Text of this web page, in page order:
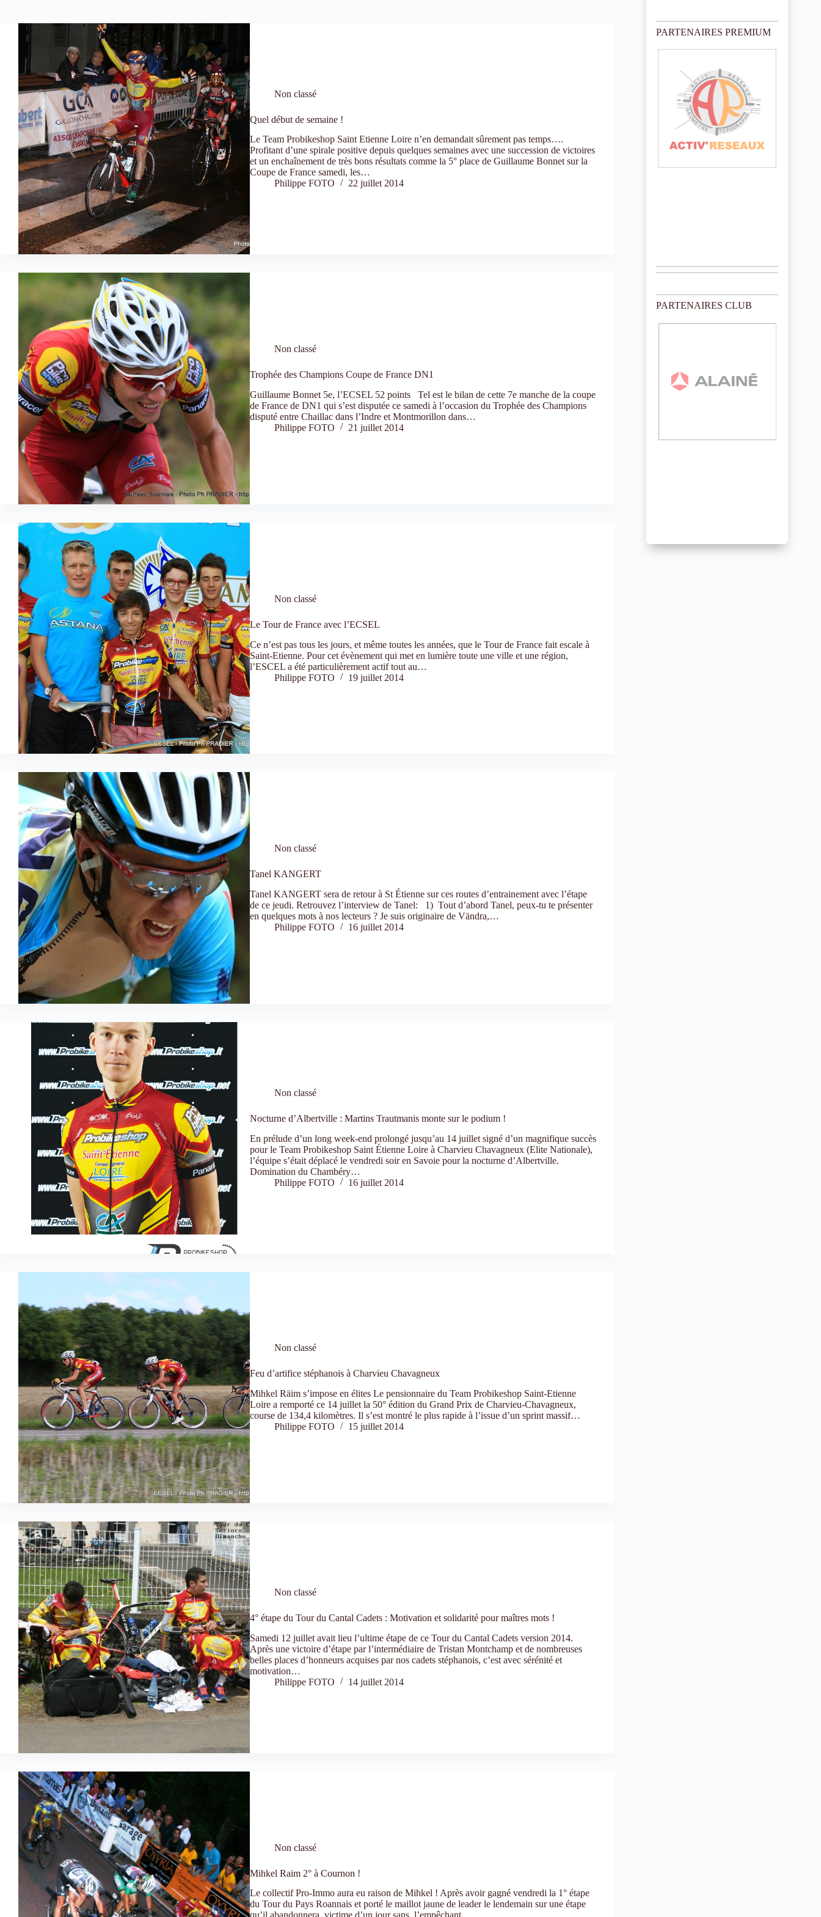
Non classé
Quel début de semaine !
Le Team Probikeshop Saint Etienne Loire n’en demandait sûrement pas temps….
Profitant d’une spirale positive depuis quelques semaines avec une succession de victoires
et un enchaînement de très bons résultats comme la 5° place de Guillaume Bonnet sur la
Coupe de France samedi, les…
Philippe FOTO
22 juillet 2014
Non classé
Trophée des Champions Coupe de France DN1
Guillaume Bonnet 5e, l’ECSEL 52 points Tel est le bilan de cette 7e manche de la coupe
de France de DN1 qui s’est disputée ce samedi à l’occasion du Trophée des Champions
disputé entre Chaillac dans l’Indre et Montmorillon dans…
Philippe FOTO
21 juillet 2014
Non classé
Le Tour de France avec l’ECSEL
Ce n’est pas tous les jours, et même toutes les années, que le Tour de France fait escale à
Saint-Etienne. Pour cet évènement qui met en lumière toute une ville et une région,
l’ESCEL a été particulièrement actif tout au…
Philippe FOTO
19 juillet 2014
Non classé
Tanel KANGERT
Tanel KANGERT sera de retour à St Étienne sur ces routes d’entrainement avec l’étape
de ce jeudi. Retrouvez l’interview de Tanel: 1) Tout d’abord Tanel, peux-tu te présenter
en quelques mots à nos lecteurs ? Je suis originaire de Vändra,…
Philippe FOTO
16 juillet 2014
Non classé
Nocturne d’Albertville : Martins Trautmanis monte sur le podium !
En prélude d’un long week-end prolongé jusqu’au 14 juillet signé d’un magnifique succès
pour le Team Probikeshop Saint Étienne Loire à Charvieu Chavagneux (Elite Nationale),
l’équipe s’était déplacé le vendredi soir en Savoie pour la nocturne d’Albertville.
Domination du Chambéry…
Philippe FOTO
16 juillet 2014
Non classé
Feu d’artifice stéphanois à Charvieu Chavagneux
Mihkel Räim s’impose en élites Le pensionnaire du Team Probikeshop Saint-Etienne
Loire a remporté ce 14 juillet la 50° édition du Grand Prix de Charvieu-Chavagneux,
course de 134,4 kilomètres. Il s’est montré le plus rapide à l’issue d’un sprint massif…
Philippe FOTO
15 juillet 2014
Non classé
4° étape du Tour du Cantal Cadets : Motivation et solidarité pour maîtres mots !
Samedi 12 juillet avait lieu l’ultime étape de ce Tour du Cantal Cadets version 2014.
Après une victoire d’étape par l’intermédiaire de Tristan Montchamp et de nombreuses
belles places d’honneurs acquises par nos cadets stéphanois, c’est avec sérénité et
motivation…
Philippe FOTO
14 juillet 2014
Non classé
Mihkel Raim 2° à Cournon !
Le collectif Pro-Immo aura eu raison de Mihkel ! Après avoir gagné vendredi la 1° étape
du Tour du Pays Roannais et porté le maillot jaune de leader le lendemain sur une étape
i
c
PARTENAIRES PREMIUM
PARTENAIRES CLUB